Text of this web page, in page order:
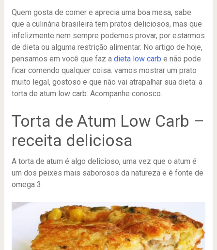
Quem gosta de comer e aprecia uma boa mesa, sabe
que a culinária brasileira tem pratos deliciosos, mas que
infelizmente nem sempre podemos provar, por estarmos
de dieta ou alguma restrição alimentar. No artigo de hoje,
pensamos em você que faz a dieta low carb e não pode
ficar comendo qualquer coisa. vamos mostrar um prato
muito legal, gostoso e que não vai atrapalhar sua dieta: a
torta de atum low carb. Acompanhe conosco.
Torta de Atum Low Carb –
receita deliciosa
A torta de atum é algo delicioso, uma vez que o atum é
um dos peixes mais saborosos da natureza e é fonte de
omega 3.